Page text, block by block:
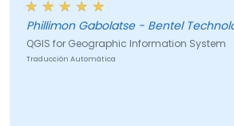
Phillimon Gabolatse -
QGIS for Geographic Information System
Traducción Automática